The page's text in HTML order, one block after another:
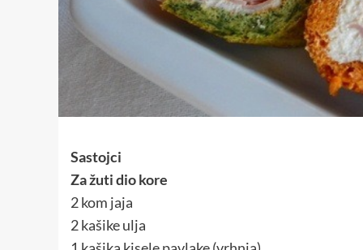
Sastojci
Za žuti dio kore
2 kom jaja
2 kašike ulja